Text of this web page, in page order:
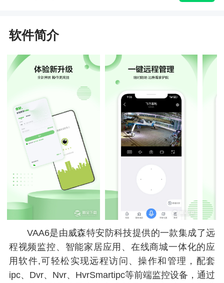
软件简介
VAA6是由威森特安防科技提供的一款集成了远
程视频监控、智能家居应用、在线商城一体化的应
用软件,可轻松实现远程访问、操作和管理，配套
ipc、Dvr、Nvr、HvrSmartipc等前端监控设备，通过